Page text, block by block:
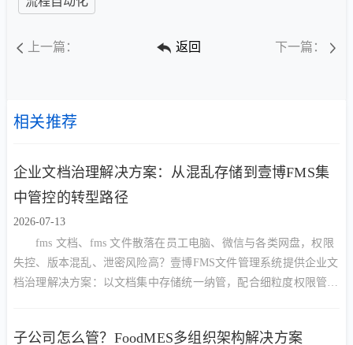
上一篇： 返回 下一篇：
相关推荐
企业文档治理解决方案：从混乱存储到壹博FMS集
中管控的转型路径
2026-07-13
fms 文档、fms 文件散落在员工电脑、微信与各类网盘，权限
失控、版本混乱、泄密风险高？壹博FMS文件管理系统提供企业文
档治理解决方案：以文档集中存储统一纳管，配合细粒度权限管
子公司怎么管？FoodMES多组织架构解决方案